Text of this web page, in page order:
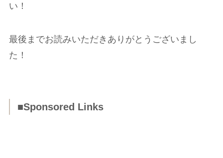
い！
最後までお読みいただきありがとうございまし
た！
■Sponsored Links